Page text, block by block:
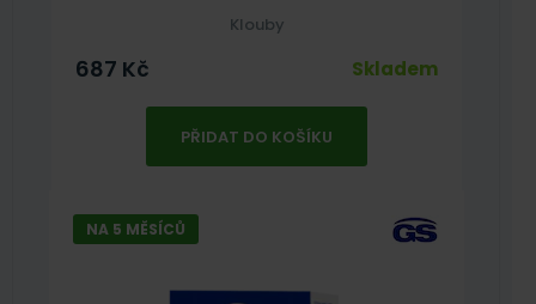
Klouby
687 Kč Skladem
PŘIDAT DO KOŠÍKU
NA 5 MĚSÍCŮ